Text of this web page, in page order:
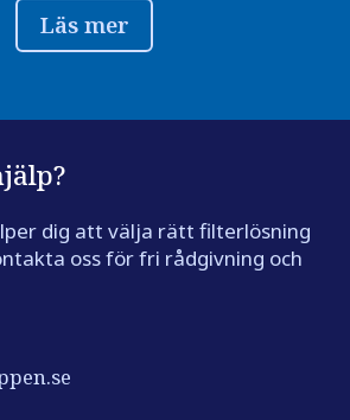
Läs mer
dig att välja rätt filterlösning
oss för fri rådgivning och